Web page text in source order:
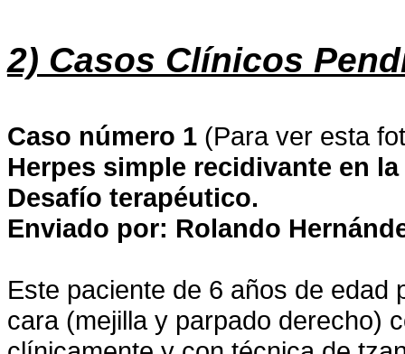
2) Casos Clínicos
Caso número 1 (Para ver esta
Herpes simple recidivante en
Desafío terapéutico.
Enviado por: Rolando
Este paciente de 6 años de edad
cara (mejilla y parpado derecho)